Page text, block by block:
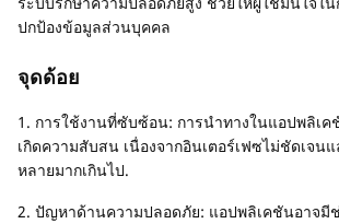
ปกป้องข้อมูลส่วนบุคคล
จุดด้อย
1. การใช้งานที่ซับซ้อน: การนำทางในแอปพลิเ
เกิดความสับสน เนื่องจากอินเตอร์เฟซไม่ชัดเจ
หลายมากเกินไป.
2. ปัญหาด้านความปลอดภัย: แอปพลิเคชันอาจมี